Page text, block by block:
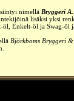
nimellä Bryggeri A.
lisäksi yksi
Enkelt-öl ja Swag-öl
Björkboms Bryggeri